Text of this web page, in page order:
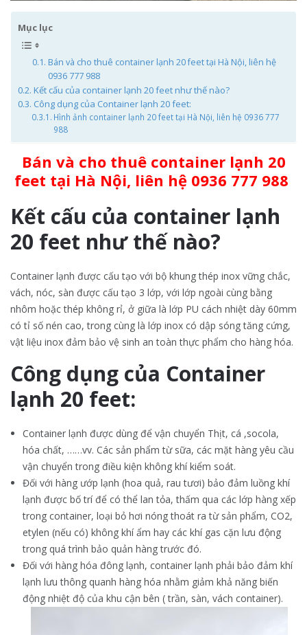
Mục lục
Bán và cho thuê container lạnh 20 feet tại Hà Nội, liên hệ
0936 777 988
Kết cấu của container lạnh 20 feet như thế nào?
Công dụng của Container lạnh 20 feet:
Hình ảnh container lạnh 20 feet tại Hà Nội, liên hệ 0936 777
988
Bán và cho thuê container lạnh 20
feet tại Hà Nội, liên hệ 0936 777 988
Kết cấu của container lạnh
20 feet như thế nào?
Container lạnh được cấu tạo với bộ khung thép inox vững chắc,
vách, nóc, sàn được cấu tạo 3 lớp, với lớp ngoài cùng bằng
nhôm hoặc thép không rỉ, ở giữa là lớp PU cách nhiệt dày 60mm
có tỉ số nén cao, trong cùng là lớp inox có dập sóng tăng cứng,
vật liệu inox đảm bảo vệ sinh an toàn thực phẩm cho hàng hóa.
Công dụng của Container
lạnh 20 feet:
Container lạnh được dùng để vận chuyển Thịt, cá ,socola,
hóa chất, ……vv. Các sản phẩm từ sữa, các mặt hàng yêu cầu
vận chuyển trong điều kiện không khí kiểm soát.
Đối với hàng ướp lạnh (hoa quả, rau tươi) bảo đảm luồng khí
lạnh được bố trí để có thể lan tỏa, thấm qua các lớp hàng xếp
trong container, loại bỏ hơi nóng thoát ra từ sản phẩm, CO2,
etylen (nếu có) không khí ẩm hay các khí gas cặn lưu động
trong quá trình bảo quản hàng trước đó.
Đối với hàng hóa đông lạnh, container lạnh phải bảo đảm khí
lạnh lưu thông quanh hàng hóa nhằm giảm khả năng biến
động nhiệt độ của khu cận bên ( trần, sàn, vách container).